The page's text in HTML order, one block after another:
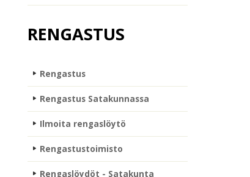
RENGASTUS
Rengastus
Rengastus Satakunnassa
Ilmoita rengaslöytö
Rengastustoimisto
Rengaslöydöt - Satakunta